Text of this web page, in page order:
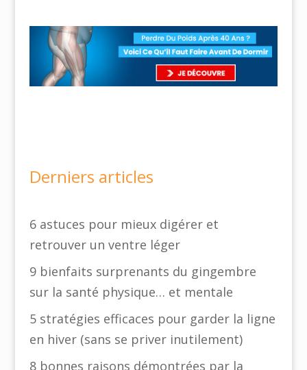
Derniers articles
6 astuces pour mieux digérer et
retrouver un ventre léger
9 bienfaits surprenants du gingembre
sur la santé physique… et mentale
5 stratégies efficaces pour garder la ligne
en hiver (sans se priver inutilement)
8 bonnes raisons démontrées par la